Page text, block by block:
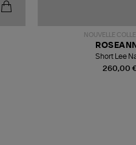
NOUVELLE
260,00
Short Lee